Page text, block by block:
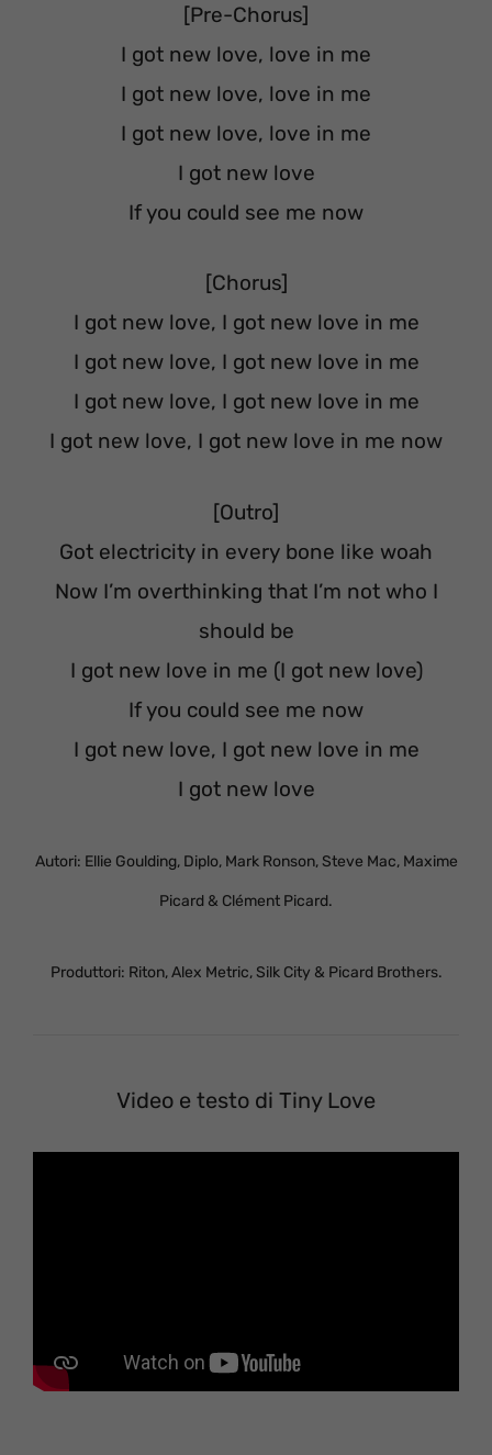
[Pre-Chorus]
I got new love, love in me
I got new love, love in me
I got new love, love in me
I got new love
If you could see me now
[Chorus]
I got new love, I got new love in me
I got new love, I got new love in me
I got new love, I got new love in me
I got new love, I got new love in me now
[Outro]
Got electricity in every bone like woah
Now I’m overthinking that I’m not who I
should be
I got new love in me (I got new love)
If you could see me now
I got new love, I got new love in me
I got new love
Autori: Ellie Goulding, Diplo, Mark Ronson, Steve Mac, Maxime
Picard & Clément Picard.
Produttori: Riton, Alex Metric, Silk City & Picard Brothers.
Video e testo di Tiny Love